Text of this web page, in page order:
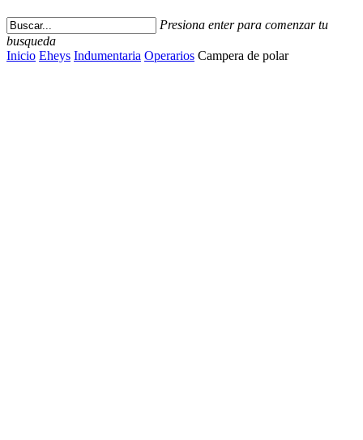
Presiona enter para comenzar tu
busqueda
Close
Inicio Eheys Indumentaria Operarios Campera de polar